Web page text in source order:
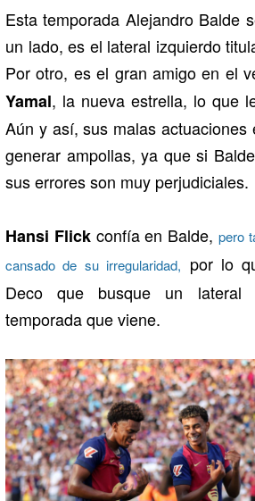
Esta temporada Alejandro Balde
un lado, es el lateral izquierdo
Por otro, es el gran amigo en el
Yamal, la nueva estrella, lo que
Aún y así, sus malas actuaciones
generar ampollas, ya que si
sus errores son muy perjudiciales.
Hansi Flick confía en Balde, pero
cansado de su irregularidad, por lo
Deco que busque un lateral
temporada que viene.